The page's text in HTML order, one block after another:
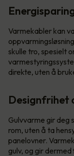
Varmekabler kan
skulle tro, spesielt
direkte, uten å
Designfrihet
Gulvvarme gir deg
rom, uten å ta
panelovner.
gulv, og gir